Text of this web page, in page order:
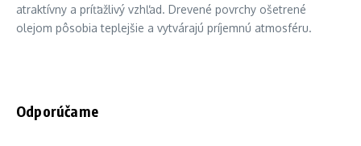
atraktívny a príťažlivý vzhľad. Drevené povrchy ošetrené
olejom pôsobia teplejšie a vytvárajú príjemnú atmosféru.
Odporúčame